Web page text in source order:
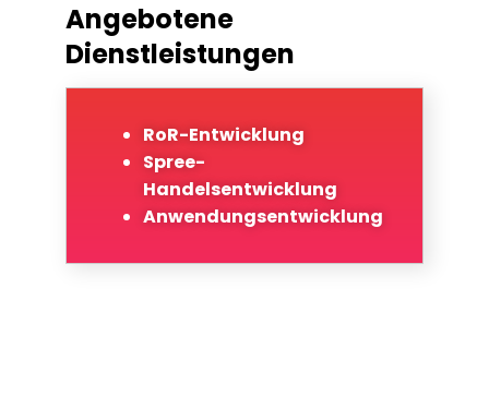
Angebotene
Dienstleistungen
RoR-Entwicklung
Spree-
Handelsentwicklung
Anwendungsentwicklung